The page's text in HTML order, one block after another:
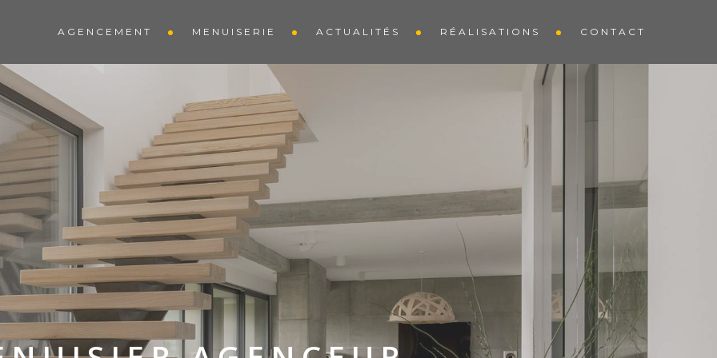
AGENCEMENT MENUISERIE ACTUALITÉS RÉALISATIONS CONTACT